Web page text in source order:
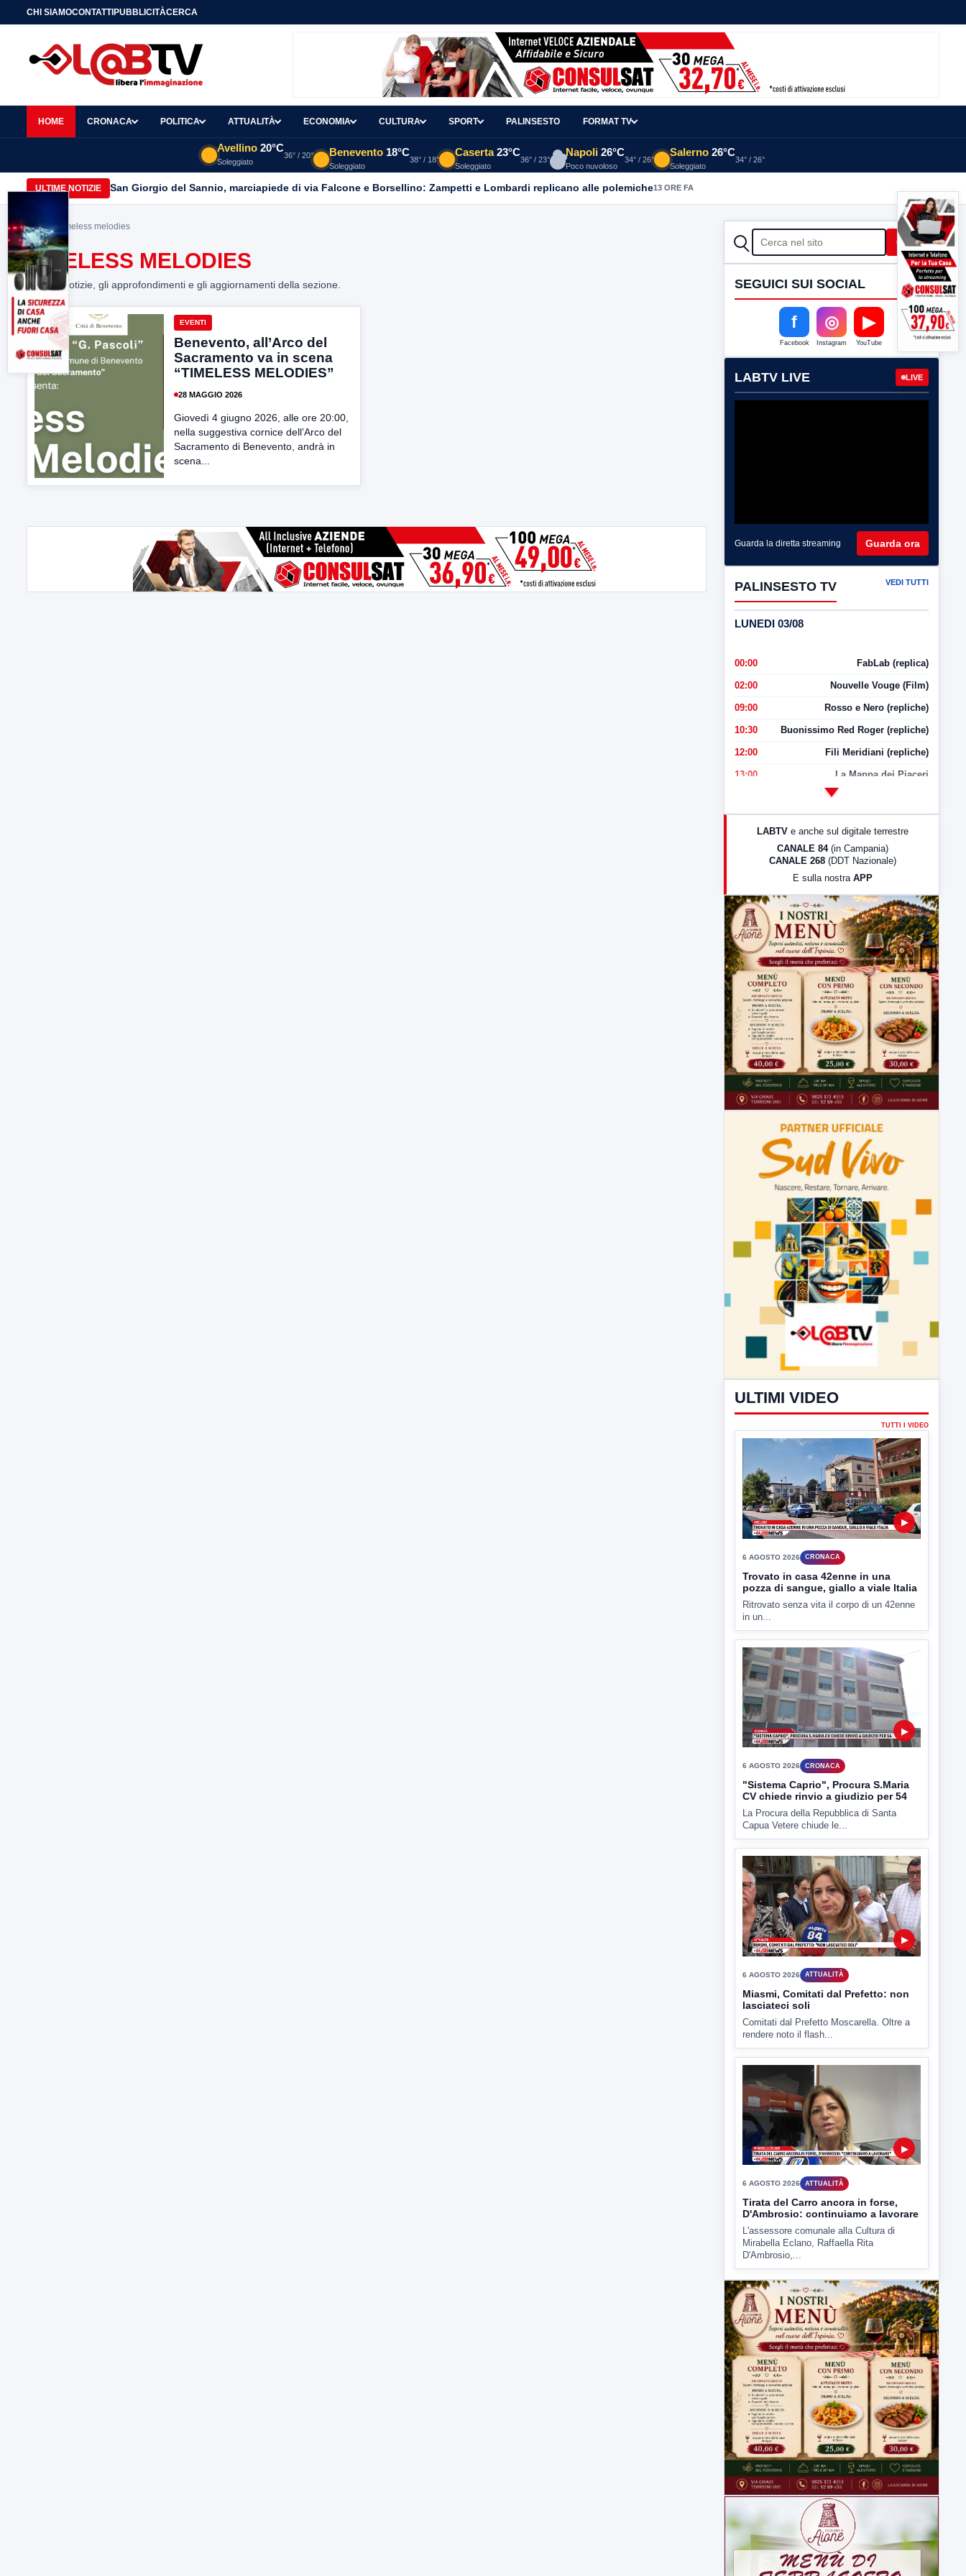
CHI SIAMOCONTATTIPUBBLICITÀCERCA
HOME CRONACA POLITICA ATTUALITÀ ECONOMIA CULTURA SPORT PALINSESTO FORMAT TV
Avellino 20°C
Soleggiato
36° / 20° Benevento 18°C
Soleggiato
38° / 18°
Caserta 23°C
Soleggiato
36° / 23°
Napoli 26°C
Poco nuvoloso
34° / 26°
Salerno 26°C
Soleggiato
34° / 26°
ULTIME NOTIZIE San Giorgio del Sannio, marciapiede di via Falcone e Borsellino: Zampetti e Lombardi replicano alle polemiche13 ORE FA
Home> timeless melodies
TIMELESS MELODIES
Tutte le notizie, gli approfondimenti e gli aggiornamenti della sezione.
EVENTI
Benevento, all’Arco del
Sacramento va in scena
“TIMELESS MELODIES”
28 MAGGIO 2026
Giovedì 4 giugno 2026, alle ore 20:00,
nella suggestiva cornice dell’Arco del
Sacramento di Benevento, andrà in
scena...
CERCA Cerca
SEGUICI SUI SOCIAL
f
Facebook
◎
Instagram
▶
YouTube
LABTV LIVE LIVE
Guarda la diretta streaming Guarda ora
PALINSESTO TV VEDI TUTTI
LUNEDI 03/08
00:00 FabLab (replica)
02:00 Nouvelle Vouge (Film)
09:00 Rosso e Nero (repliche)
10:30 Buonissimo Red Roger (repliche)
12:00 Fili Meridiani (repliche)
13:00 La Mappa dei Piaceri
LabNews (Diretta)
23:00 LabNews (replica)
LABTV e anche sul digitale terrestre
CANALE 84 (in Campania)
CANALE 268 (DDT Nazionale)
E sulla nostra APP
ULTIMI VIDEO
TUTTI I VIDEO
6 AGOSTO 2026 CRONACA
Trovato in casa 42enne in una
pozza di sangue, giallo a viale Italia
Ritrovato senza vita il corpo di un 42enne
in un...
6 AGOSTO 2026 CRONACA
"Sistema Caprio", Procura S.Maria
CV chiede rinvio a giudizio per 54
La Procura della Repubblica di Santa
Capua Vetere chiude le...
6 AGOSTO 2026 ATTUALITÀ
Miasmi, Comitati dal Prefetto: non
lasciateci soli
Comitati dal Prefetto Moscarella. Oltre a
rendere noto il flash...
▶
6 AGOSTO 2026 ATTUALITÀ
Tirata del Carro ancora in forse,
D'Ambrosio: continuiamo a lavorare
L'assessore comunale alla Cultura di
Mirabella Eclano, Raffaella Rita
D'Ambrosio,...